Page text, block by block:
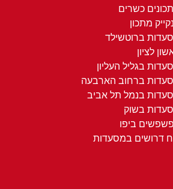
כשרים
מתכון
ברוטשילד
לציון
בגליל העליון
ברחוב הארבעה
בנמל תל אביב
בשוק
ביפו
דרושים במסעדות